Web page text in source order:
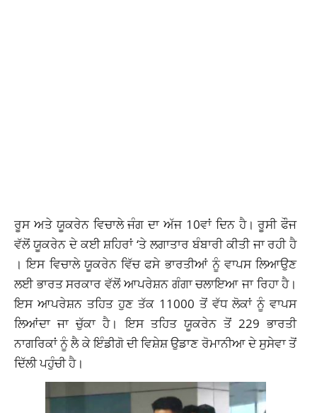
ਰੂਸ ਅਤੇ ਯੂਕਰੇਨ ਵਿਚਾਲੇ ਜੰਗ ਦਾ ਅੱਜ 10ਵਾਂ ਦਿਨ ਹੈ। ਰੂਸੀ ਫੌਜ
ਵੱਲੋਂ ਯੂਕਰੇਨ ਦੇ ਕਈ ਸ਼ਹਿਰਾਂ ‘ਤੇ ਲਗਾਤਾਰ ਬੰਬਾਰੀ ਕੀਤੀ ਜਾ ਰਹੀ ਹੈ
। ਇਸ ਵਿਚਾਲੇ ਯੂਕਰੇਨ ਵਿੱਚ ਫਸੇ ਭਾਰਤੀਆਂ ਨੂੰ ਵਾਪਸ ਲਿਆਉਣ
ਲਈ ਭਾਰਤ ਸਰਕਾਰ ਵੱਲੋਂ ਆਪਰੇਸ਼ਨ ਗੰਗਾ ਚਲਾਇਆ ਜਾ ਰਿਹਾ ਹੈ।
ਇਸ ਆਪਰੇਸ਼ਨ ਤਹਿਤ ਹੁਣ ਤੱਕ 11000 ਤੋਂ ਵੱਧ ਲੋਕਾਂ ਨੂੰ ਵਾਪਸ
ਲਿਆਂਦਾ ਜਾ ਚੁੱਕਾ ਹੈ। ਇਸ ਤਹਿਤ ਯੂਕਰੇਨ ਤੋਂ 229 ਭਾਰਤੀ
ਨਾਗਰਿਕਾਂ ਨੂੰ ਲੈ ਕੇ ਇੰਡੀਗੋ ਦੀ ਵਿਸ਼ੇਸ਼ ਉਡਾਣ ਰੋਮਾਨੀਆ ਦੇ ਸੁਸੇਵਾ ਤੋਂ
ਦਿੱਲੀ ਪਹੁੰਚੀ ਹੈ।